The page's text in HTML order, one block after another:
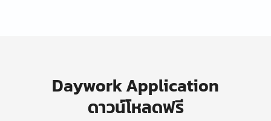
Daywork Application
ดาวน์โหลดฟรี